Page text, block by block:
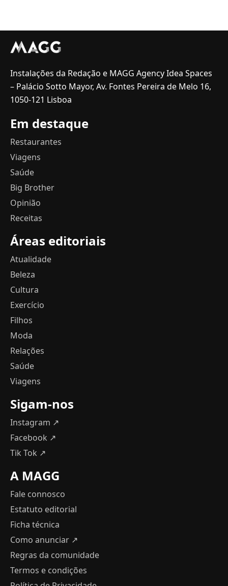
Instalações da Redação e MAGG Agency Idea Spaces
– Palácio Sotto Mayor, Av. Fontes Pereira de Melo 16,
1050-121 Lisboa
Em destaque
Restaurantes
Viagens
Saúde
Big Brother
Opinião
Receitas
Áreas editoriais
Atualidade
Beleza
Cultura
Exercício
Filhos
Moda
Relações
Saúde
Viagens
Sigam-nos
Instagram ↗
Facebook ↗
Tik Tok ↗
A MAGG
Fale connosco
Estatuto editorial
Ficha técnica
Como anunciar ↗
Regras da comunidade
Termos e condições